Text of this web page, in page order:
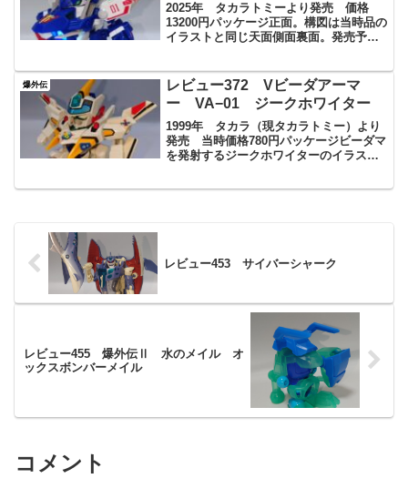
2025年 タカラトミーより発売 価格
13200円パッケージ正面。構図は当時品の
イラストと同じ天面側面裏面。発売予定
ーが載っています内容は半完成品で組み
立て済みのコアユ...
爆外伝
レビュー372 Vビーダアーマ
ー VA−01 ジークホワイター
1999年 タカラ（現タカラトミー）より
発売 当時価格780円パッケージビーダマ
を発射するジークホワイターのイラスト
レビュー453 サイバーシャーク
レビュー455 爆外伝Ⅱ 水のメイル オ
ックスボンバーメイル
コメント